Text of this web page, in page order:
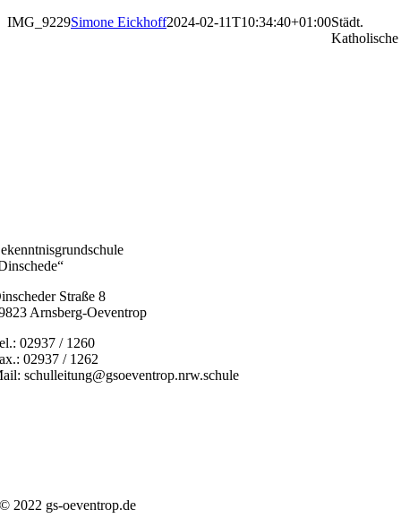
IMG_9229Simone Eickhoff2024-02-11T10:34:40+01:00Städt.
Katholische
Straße 8
Arnsberg-Oeventrop
02937 / 1260
02937 / 1262
schulleitung@gsoeventrop.nrw.schule
© 2022 gs-oeventrop.de